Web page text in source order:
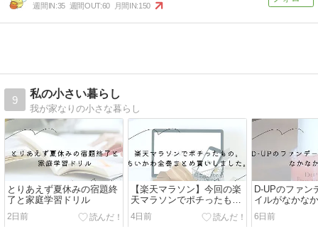
週間IN:35 週間OUT:60 月間IN:150
9
私の小さい暮らし
我が家なりの小さな暮らし
とりあえず夏休みの宿題終
了と家庭学習ドリル
2日前
【楽天マラソン】今回の楽
天マラソンでポチったも
の。ちいかわ全巻まとめ買
いしました。
4日前
D-UPのファン
イルがなかな
6日前